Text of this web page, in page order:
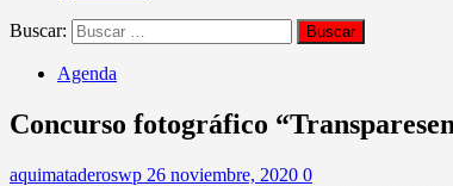
Buscar:
Agenda
Concurso fotográfico
aquimataderoswp 26 noviembre, 2020 0